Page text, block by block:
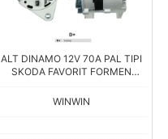
ALT DINAMO 12V 70A PAL TIPI
SKODA FAVORIT FORMEN
WINWIN